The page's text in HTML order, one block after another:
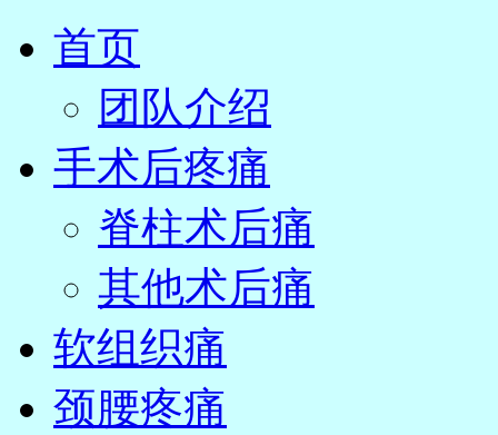
首页
团队介绍
手术后疼痛
脊柱术后痛
其他术后痛
软组织痛
颈腰疼痛